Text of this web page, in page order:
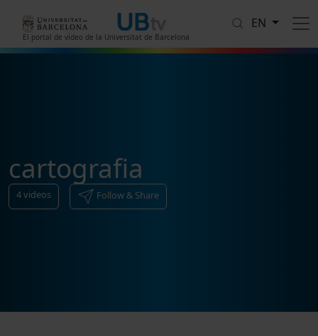
El portal de vídeo de la Universitat de Barcelona
EN
cartografia
4videos Follow & Share